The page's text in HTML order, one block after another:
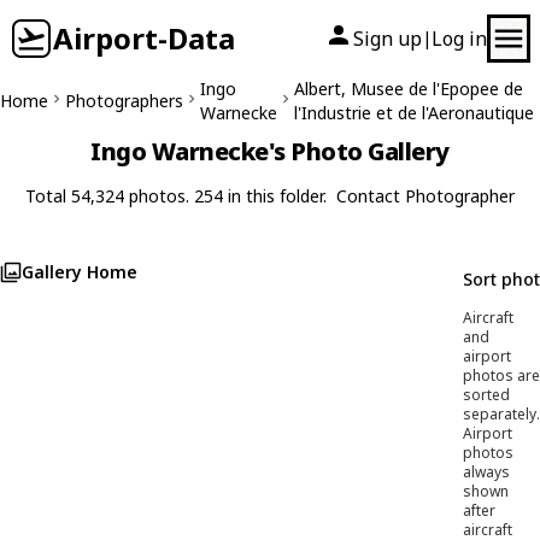
Airport-Data Sign up| Log in
Home Photographers
Ingo
Warnecke
Albert, Musee de l'Epopee de
l'Industrie et de l'Aeronautique
Ingo Warnecke's Photo Gallery
Total 54,324 photos. 254 in this folder. Contact Photographer
Gallery Home Sort
Aircraft
and
airport
photos are
sorted
separately.
Airport
photos
always
shown
after
aircraft